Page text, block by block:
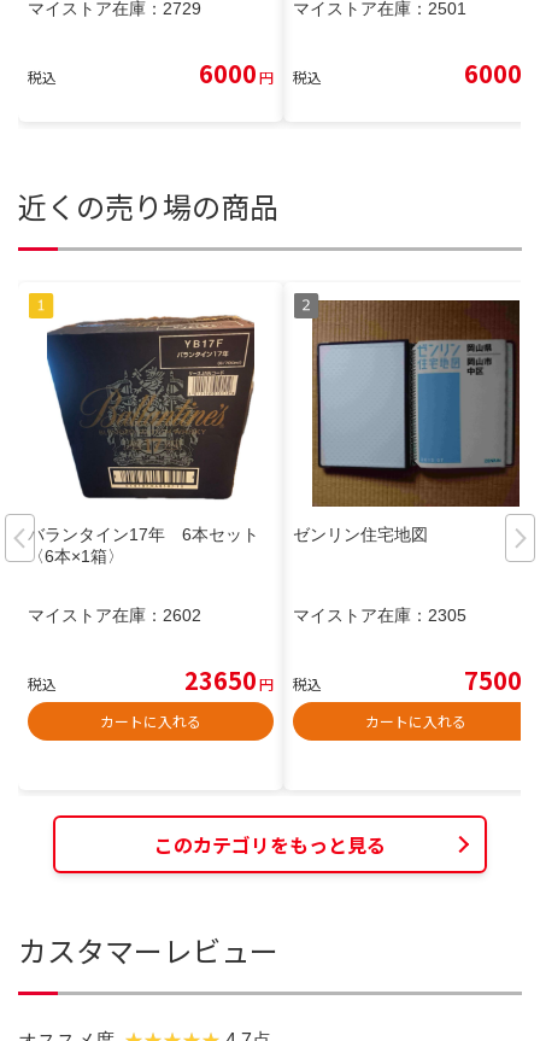
マイストア在庫： 2729
税込 6000円
マイストア在庫： 2501
税込 6000
近くの売り場の商品
バランタイン17年 6本セット
〈6本×1箱〉
マイストア在庫： 2602
税込 23650円
カートに入れる
ゼンリン住宅地図
マイストア在庫： 2305
税込 7500
カートに入れる
このカテゴリをもっと見る
カスタマーレビュー